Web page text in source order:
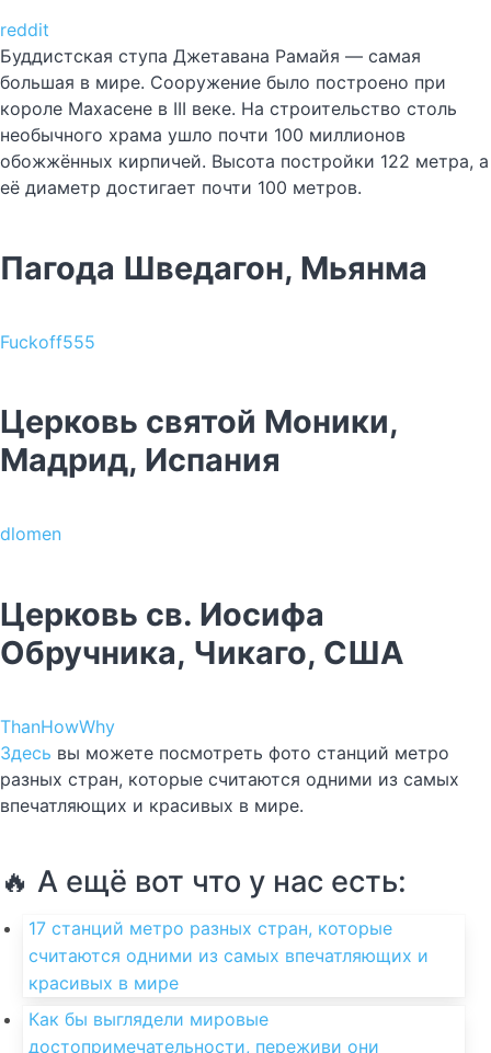
reddit
Буддистская ступа Джетавана Рамайя — самая
большая в мире. Сооружение было построено при
короле Махасене в III веке. На строительство столь
необычного храма ушло почти 100 миллионов
обожжённых кирпичей. Высота постройки 122 метра, а
её диаметр достигает почти 100 метров.
Пагода Шведагон, Мьянма
Fuckoff555
Церковь святой Моники,
Мадрид, Испания
dlomen
Церковь св. Иосифа
Обручника, Чикаго, США
ThanHowWhy
Здесь вы можете посмотреть фото станций метро
разных стран, которые считаются одними из самых
впечатляющих и красивых в мире.
🔥 А ещё вот что у нас есть:
17 станций метро разных стран, которые
считаются одними из самых впечатляющих и
красивых в мире
Как бы выглядели мировые
достопримечательности, переживи они